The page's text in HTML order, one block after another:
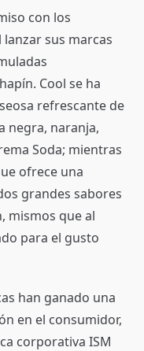
con los
sus marcas
Cool se ha
refrescante de
negra, naranja,
Soda; mientras
ofrece una
grandes sabores
mismos que al
para el gusto
han ganado una
en el consumidor,
corporativa ISM